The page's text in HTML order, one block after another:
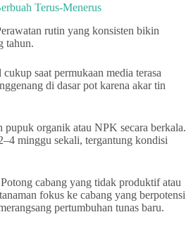
Terus-Menerus
rutin yang konsisten bikin
tahun.
saat permukaan media terasa
di dasar pot karena akar tin
pupuk organik atau NPK secara berkala.
minggu sekali, tergantung kondisi
cabang yang tidak produktif atau
fokus ke cabang yang berpotensi
pertumbuhan tunas baru.